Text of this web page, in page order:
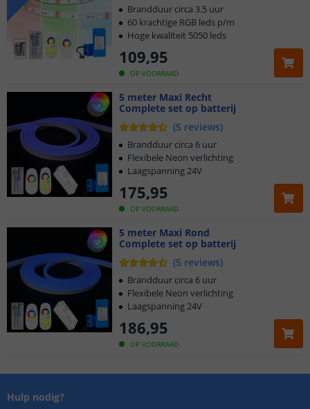
OP VOORRAAD
109,95
Brandduur circa 3.5 uur
60 krachtige RGB leds p/m
Hoge kwaliteit 5050 leds
5 meter Maxi Recht
Complete set op batterij
(5 reviews)
OP VOORRAAD
175,95
Brandduur circa 6 uur
Flexibele Neon verlichting
Laagspanning 24V
5 meter Maxi Rond
Complete set op batterij
(5 reviews)
OP VOORRAAD
186,95
Brandduur circa 6 uur
Flexibele Neon verlichting
Laagspanning 24V
Hulp nodig?